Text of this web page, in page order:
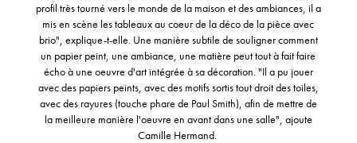
profil très tourné vers le monde de la maison et des ambiances, il a
mis en scène les tableaux au coeur de la déco de la pièce avec
brio", explique-t-elle. Une manière subtile de souligner comment
un papier peint, une ambiance, une matière peut tout à fait faire
écho à une oeuvre d'art intégrée à sa décoration. "Il a pu jouer
avec des papiers peints, avec des motifs sortis tout droit des toiles,
avec des rayures (touche phare de Paul Smith), afin de mettre de
la meilleure manière l'oeuvre en avant dans une salle", ajoute
Camille Hermand.